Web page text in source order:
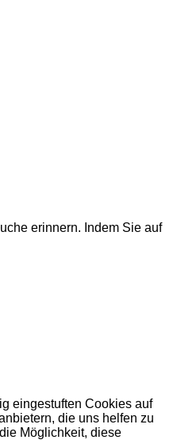
erinnern. Indem Sie auf
eingestuften Cookies auf
die uns helfen zu
Möglichkeit, diese